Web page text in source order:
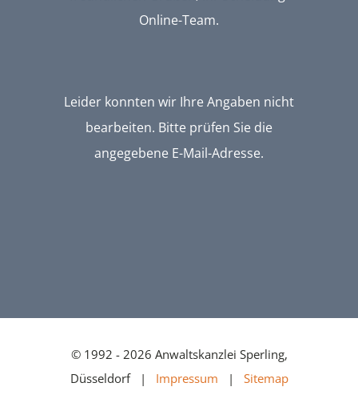
Online-Team.
Leider konnten wir Ihre Angaben nicht
bearbeiten. Bitte prüfen Sie die
angegebene E-Mail-Adresse.
© 1992 - 2026 Anwaltskanzlei Sperling,
Düsseldorf | Impressum | Sitemap